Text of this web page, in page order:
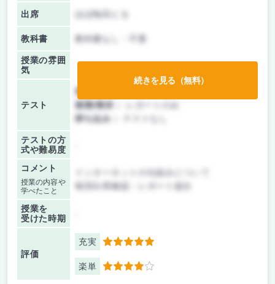
出席 ほぼ毎回とる
教科書 教科書なし・不要
授業の雰囲
気
テスト
前期/中間：
後期/期末：
持ち込み：
テストの方
式や難易度
コメント
授業の内容や
学べたこと
インターネットの仕組みについて
毎回出席確認・レポート提出
授業を
受けた時期
評価
充実 5
楽単 4
続きを見る（無料）